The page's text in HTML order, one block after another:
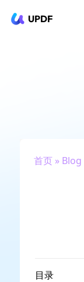
UPDF
首页» Blog
目录